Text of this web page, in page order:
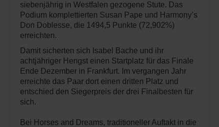
siebenjährig in Westfalen gezogene Stute. Das
Podium komplettierten Susan Pape und Harmony’s
Don Doblesse, die 1494,5 Punkte (72,902%)
erreichten.
Damit sicherten sich Isabel Bache und ihr
achtjähriger Hengst einen Startplatz für das Finale
Ende Dezember in Frankfurt. Im vergangen Jahr
erreichte das Paar dort einen dritten Platz und
entschied den Siegerpreis der drei Finalbesten für
sich.
Bei Horses and Dreams, traditioneller Auftakt in die